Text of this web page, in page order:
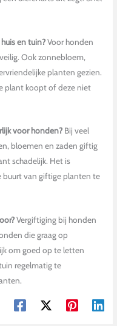
en tuin?Voor honden
Ook zonnebloem,
planten gezien.
plant koopt of deze niet
voor honden? Bij veel
bloemen en zaden giftig
schadelijk. Het is
buurt van giftige planten te
Vergiftiging bij honden
die graag op
om goed op te letten
regelmatig te